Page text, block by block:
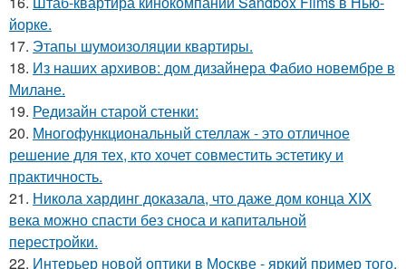
йорке.
17. Этапы шумоизоляции квартиры.
18. Из наших архивов: дом дизайнера Фабио новембре в
Милане.
19. Редизайн старой стенки:
20. Многофункциональный стеллаж - это отличное
решение для тех, кто хочет совместить эстетику и
практичность.
21. Никола хардинг доказала, что даже дом конца XIX
века можно спасти без сноса и капитальной
перестройки.
22. Интерьер новой оптики в Москве - яркий пример того,